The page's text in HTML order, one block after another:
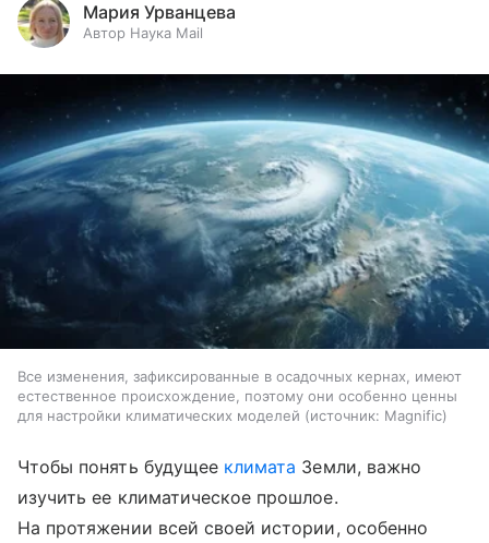
Мария Урванцева
Автор Наука Mail
Все изменения, зафиксированные в осадочных кернах, имеют
естественное происхождение, поэтому они особенно ценны
для настройки климатических моделей
источник: Magnific
Чтобы понять будущее климата Земли, важно
изучить ее климатическое прошлое.
На протяжении всей своей истории, особенно